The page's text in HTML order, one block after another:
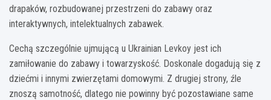
drapaków, rozbudowanej przestrzeni do zabawy oraz
interaktywnych, intelektualnych zabawek.
Cechą szczególnie ujmującą u Ukrainian Levkoy jest ich
zamiłowanie do zabawy i towarzyskość. Doskonale dogadują się z
dziećmi i innymi zwierzętami domowymi. Z drugiej strony, źle
znoszą samotność, dlatego nie powinny być pozostawiane same